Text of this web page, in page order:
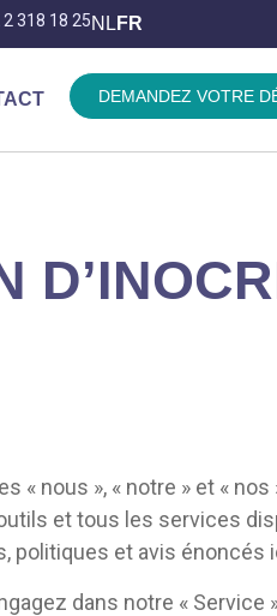
2 318 18 25NL FR
DEMANDEZ VOTRE
« nous », « notre » et «
et tous les services
politiques et avis énoncés
dans notre « Service